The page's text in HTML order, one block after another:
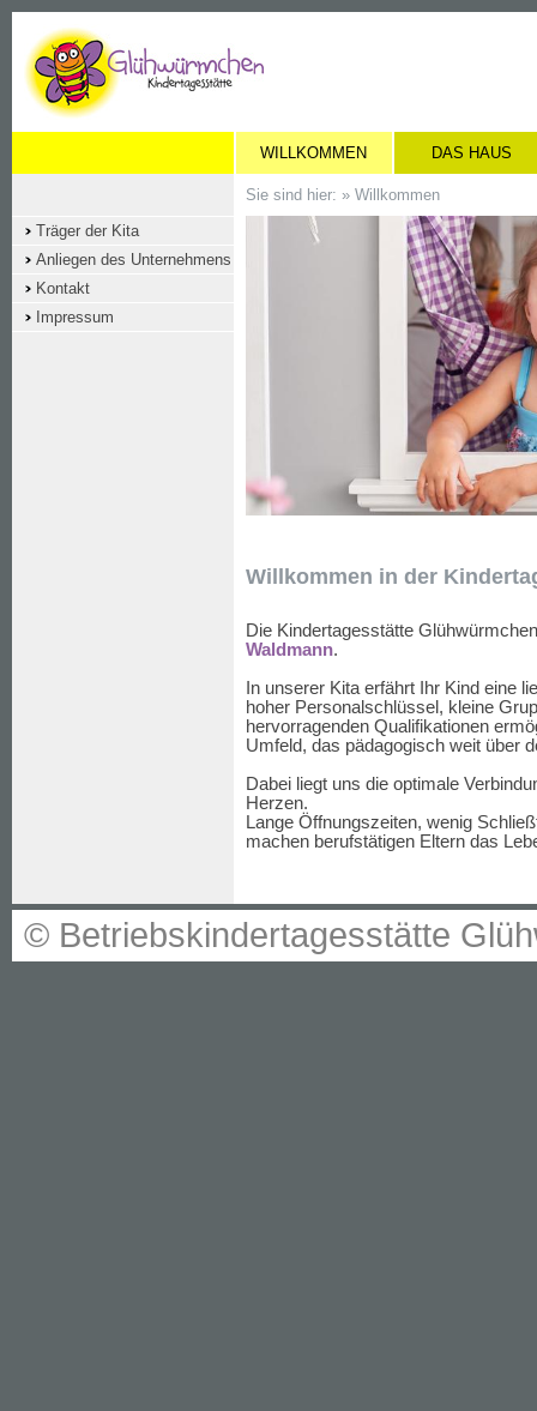
WILLKOMMEN DAS HAUS
Träger der Kita
Anliegen des Unternehmens
Kontakt
Impressum
Sie sind hier: » Willkommen
Willkommen in der
Die Kindertagesstätte
Waldmann.
In unserer Kita erfährt Ihr Kind eine
hoher Personalschlüssel, kleine
hervorragenden Qualifikationen
Umfeld, das pädagogisch weit über
Dabei liegt uns die optimale
Herzen.
Lange Öffnungszeiten, wenig
machen berufstätigen Eltern das
© Betriebskindertagesstätte